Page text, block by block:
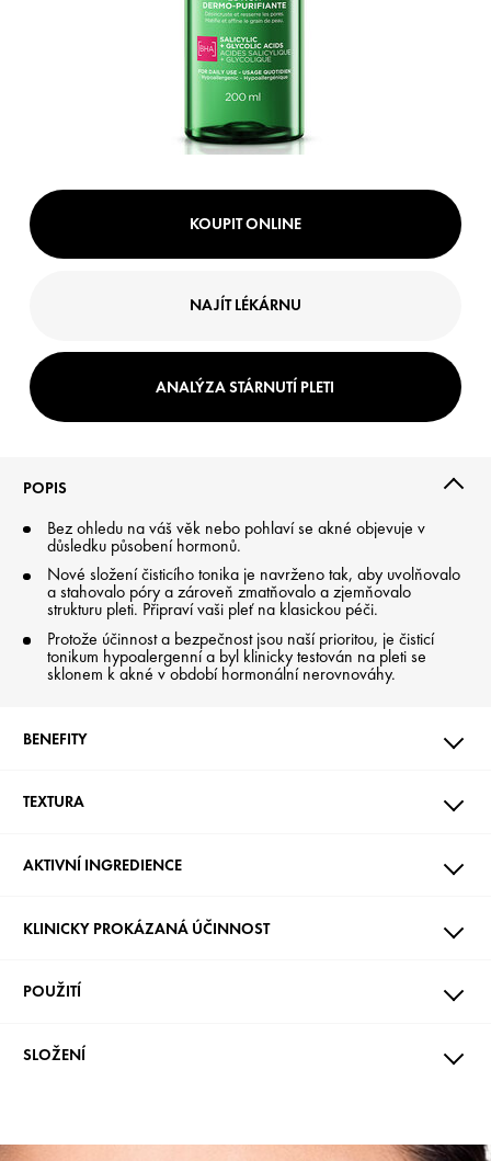
KOUPIT ONLINE
NAJÍT LÉKÁRNU
ANALÝZA STÁRNUTÍ PLETI
POPIS
Bez ohledu na váš věk nebo pohlaví se akné objevuje v
důsledku působení hormonů.
Nové složení čisticího tonika je navrženo tak, aby uvolňovalo
a stahovalo póry a zároveň zmatňovalo a zjemňovalo
strukturu pleti. Připraví vaši pleť na klasickou péči.
Protože účinnost a bezpečnost jsou naší prioritou, je čisticí
tonikum hypoalergenní a byl klinicky testován na pleti se
sklonem k akné v období hormonální nerovnováhy.
BENEFITY
TEXTURA
AKTIVNÍ INGREDIENCE
KLINICKY PROKÁZANÁ ÚČINNOST
POUŽITÍ
SLOŽENÍ